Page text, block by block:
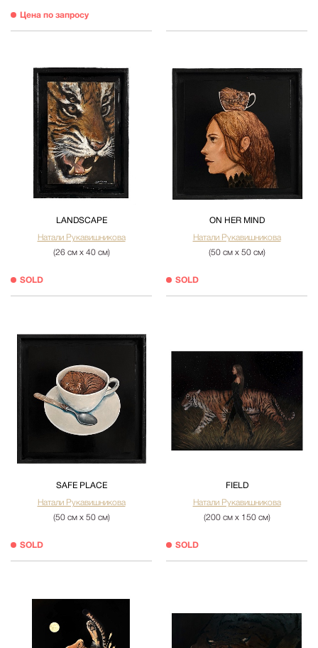
Цена по запросу
LANDSCAPE
Натали Рукавишникова
(26 см х 40 см)
SOLD
ON HER MIND
Натали Рукавишникова
(50 см х 50 см)
SOLD
SAFE PLACE
Натали Рукавишникова
(50 см х 50 см)
SOLD
FIELD
Натали Рукавишникова
(200 см х 150 см)
SOLD